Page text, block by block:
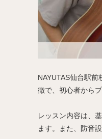
NAYUTAS仙台駅
徴で、初心者から
レッスン内容は、
ます。また、防音